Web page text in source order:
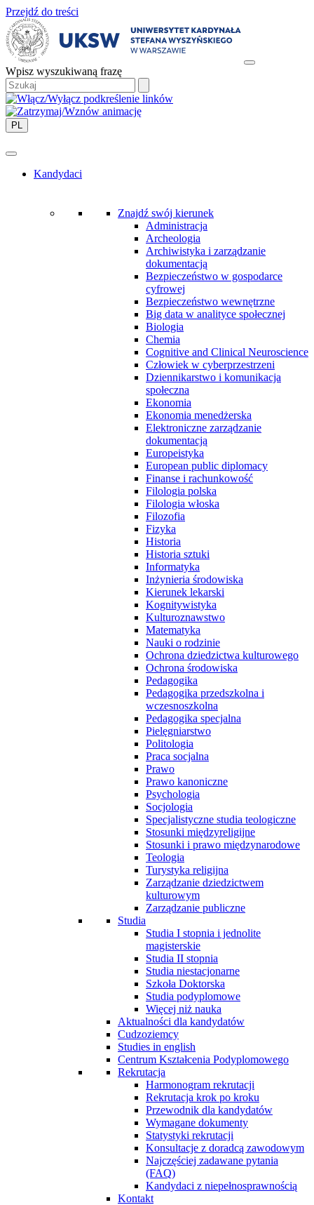
Przejdź do treści
Wpisz wyszukiwaną frazę
PL
Kandydaci
Znajdź swój kierunek
Administracja
Archeologia
Archiwistyka i zarządzanie
dokumentacją
Bezpieczeństwo w gospodarce
cyfrowej
Bezpieczeństwo wewnętrzne
Big data w analityce społecznej
Biologia
Chemia
Cognitive and Clinical Neuroscience
Człowiek w cyberprzestrzeni
Dziennikarstwo i komunikacja
społeczna
Ekonomia
Ekonomia menedżerska
Elektroniczne zarządzanie
dokumentacją
Europeistyka
European public diplomacy
Finanse i rachunkowość
Filologia polska
Filologia włoska
Filozofia
Fizyka
Historia
Historia sztuki
Informatyka
Inżynieria środowiska
Kierunek lekarski
Kognitywistyka
Kulturoznawstwo
Matematyka
Nauki o rodzinie
Ochrona dziedzictwa kulturowego
Ochrona środowiska
Pedagogika
Pedagogika przedszkolna i
wczesnoszkolna
Pedagogika specjalna
Pielęgniarstwo
Politologia
Praca socjalna
Prawo
Prawo kanoniczne
Psychologia
Socjologia
Specjalistyczne studia teologiczne
Stosunki międzyreligijne
Stosunki i prawo międzynarodowe
Teologia
Turystyka religijna
Zarządzanie dziedzictwem
kulturowym
Zarządzanie publiczne
Studia
Studia I stopnia i jednolite
magisterskie
Studia II stopnia
Studia niestacjonarne
Szkoła Doktorska
Studia podyplomowe
Więcej niż nauka
Aktualności dla kandydatów
Cudzoziemcy
Studies in english
Centrum Kształcenia Podyplomowego
Rekrutacja
Harmonogram rekrutacji
Rekrutacja krok po kroku
Przewodnik dla kandydatów
Wymagane dokumenty
Statystyki rekrutacji
Konsultacje z doradcą zawodowym
Najczęściej zadawane pytania
(FAQ)
Kandydaci z niepełnosprawnością
Kontakt